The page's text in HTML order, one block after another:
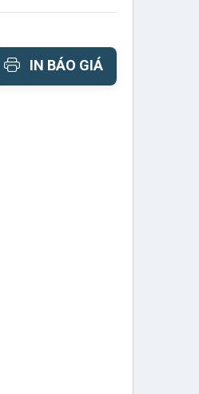
IN BÁO GIÁ